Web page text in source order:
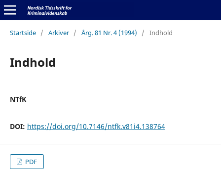
Startside / Arkiver / Årg. 81 Nr. 4 (1994) / Indhold
Indhold
NTfK
DOI: https://doi.org/10.7146/ntfk.v81i4.138764
PDF